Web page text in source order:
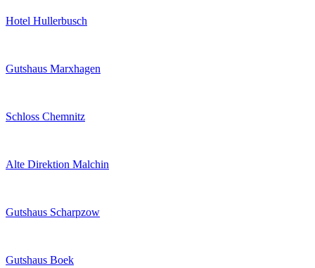
Hotel Hullerbusch
Gutshaus Marxhagen
Schloss Chemnitz
Alte Direktion Malchin
Gutshaus Scharpzow
Gutshaus Boek